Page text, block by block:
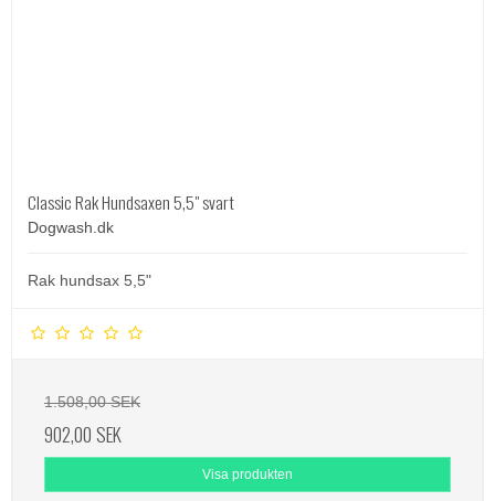
Classic Rak Hundsaxen 5,5" svart
Dogwash.dk
Rak hundsax 5,5"
1.508,00 SEK
902,00 SEK
Visa produkten